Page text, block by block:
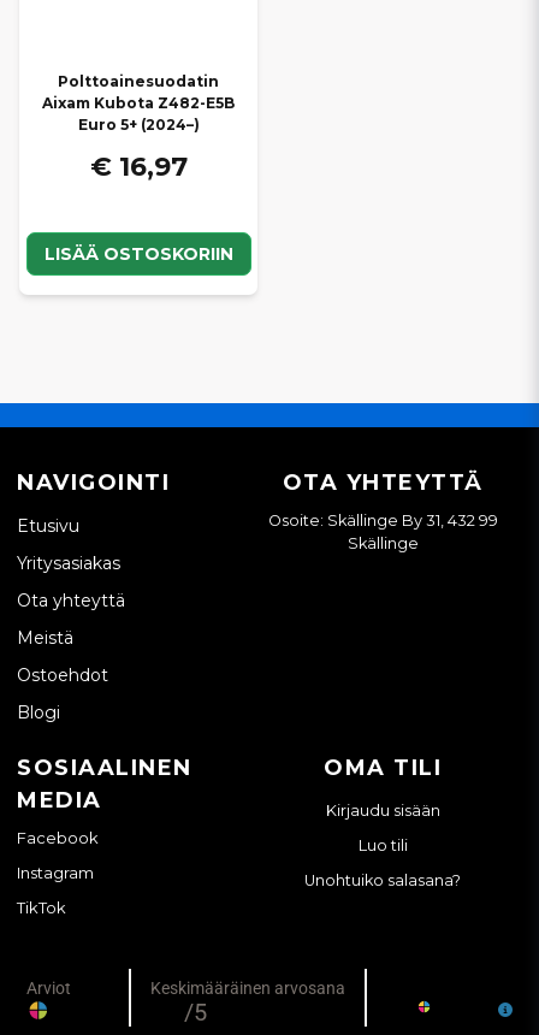
Polttoainesuodatin
Aixam Kubota Z482-E5B
Euro 5+ (2024–)
€ 16,97
LISÄÄ OSTOSKORIIN
NAVIGOINTI
Etusivu
Yritysasiakas
Ota yhteyttä
Meistä
Ostoehdot
Blogi
OTA YHTEYTTÄ
Osoite: Skällinge By 31, 432 99
Skällinge
SOSIAALINEN
MEDIA
Facebook
Instagram
TikTok
OMA TILI
Kirjaudu sisään
Luo tili
Unohtuiko salasana?